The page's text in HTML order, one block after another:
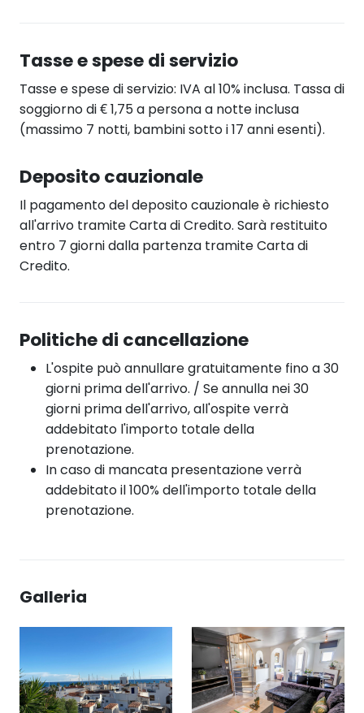
Tasse e spese di servizio
Tasse e spese di servizio: IVA al 10% inclusa. Tassa di
soggiorno di € 1,75 a persona a notte inclusa
(massimo 7 notti, bambini sotto i 17 anni esenti).
Deposito cauzionale
Il pagamento del deposito cauzionale è richiesto
all'arrivo tramite Carta di Credito. Sarà restituito
entro 7 giorni dalla partenza tramite Carta di
Credito.
Politiche di cancellazione
L'ospite può annullare gratuitamente fino a 30
giorni prima dell'arrivo. / Se annulla nei 30
giorni prima dell'arrivo, all'ospite verrà
addebitato l'importo totale della
prenotazione.
In caso di mancata presentazione verrà
addebitato il 100% dell'importo totale della
prenotazione.
Galleria